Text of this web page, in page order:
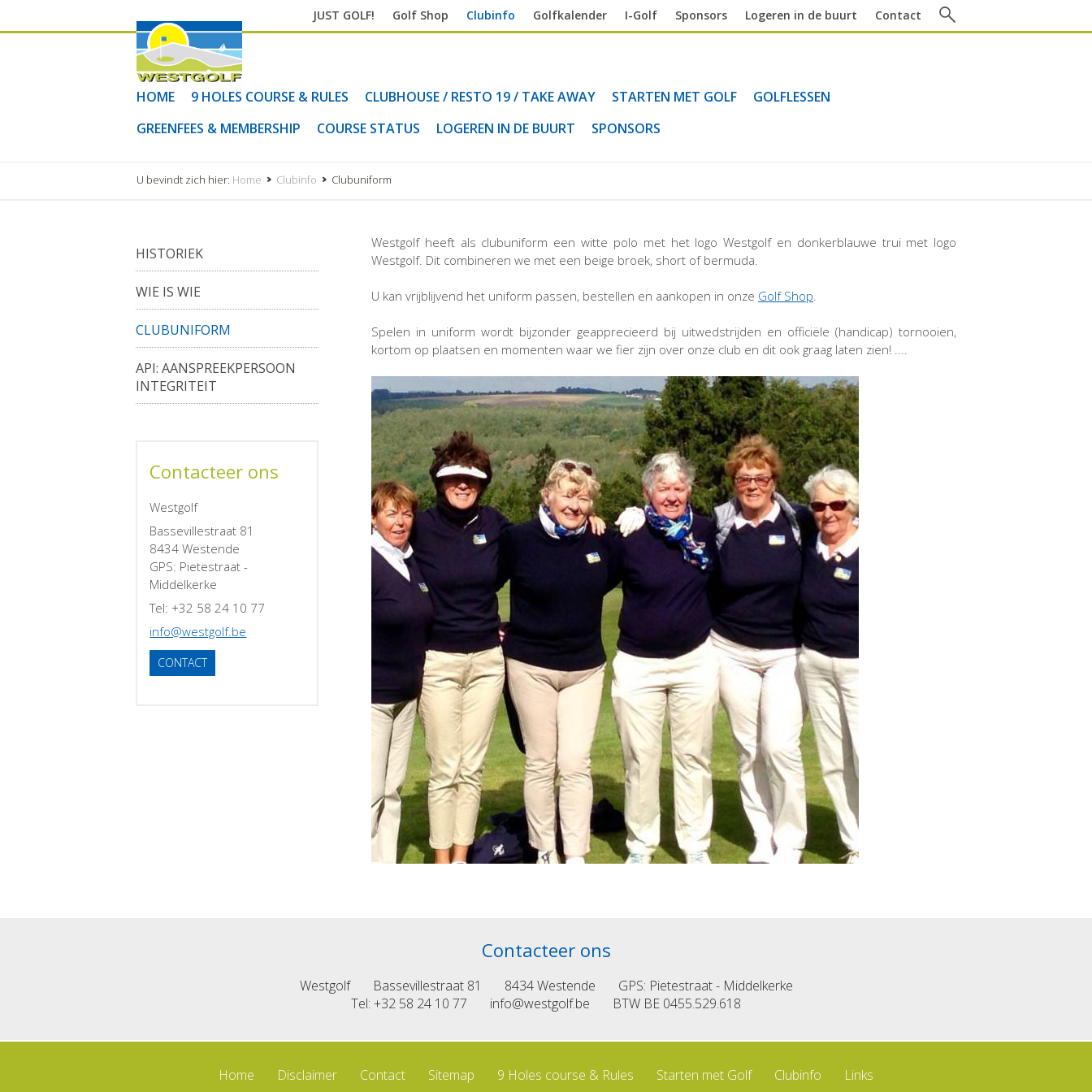
Contact
Logeren in de buurt
Sponsors
I-Golf
Golfkalender
Clubinfo
Golf Shop
JUST GOLF!
HOME 9 HOLES COURSE & RULES CLUBHOUSE / RESTO 19 / TAKE AWAY STARTEN MET GOLF
GOLFLESSEN
GREENFEES & MEMBERSHIP
COURSE STATUS LOGEREN IN DE BUURT SPONSORS
U bevindt zich hier: Home Clubinfo Clubuniform
HISTORIEK
WIE IS WIE
CLUBUNIFORM
API: AANSPREEKPERSOON
INTEGRITEIT
Contacteer ons
Westgolf
Bassevillestraat 81
8434 Westende
GPS: Pietestraat -
Middelkerke
Tel: +32 58 24 10 77
info@westgolf.be
CONTACT
Westgolf heeft als clubuniform een witte polo met het logo Westgolf en donkerblauwe trui met logo
Westgolf. Dit combineren we met een beige broek, short of bermuda.
U kan vrijblijvend het uniform passen, bestellen en aankopen in onze Golf Shop.
Spelen in uniform wordt bijzonder geapprecieerd bij uitwedstrijden en officiële (handicap) tornooien,
kortom op plaatsen en momenten waar we fier zijn over onze club en dit ook graag laten zien! ....
Contacteer ons
Westgolf Bassevillestraat 81 8434 Westende
GPS: Pietestraat - Middelkerke
Tel: +32 58 24 10 77
info@westgolf.be BTW BE 0455.529.618
Home Disclaimer Contact Sitemap 9 Holes course & Rules Starten met Golf Clubinfo Links